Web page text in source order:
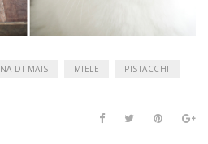
DI MAIS MIELE PISTACCHI